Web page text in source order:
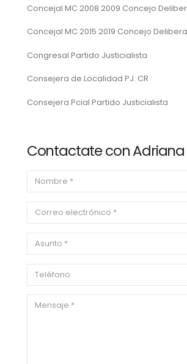
Concejal MC 2008 2009 Concejo
Concejal MC 2015 2019 Concejo
Congresal Partido Justicialista
Consejera de Localidad PJ. CR
Consejera Pcial Partido Justicialista
Contactate con Adriana